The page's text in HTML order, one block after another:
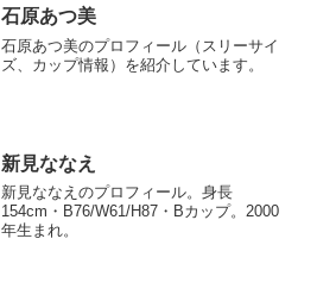
石原あつ美
石原あつ美のプロフィール（スリーサイ
ズ、カップ情報）を紹介しています。
新見ななえ
新見ななえのプロフィール。身長
154cm・B76/W61/H87・Bカップ。2000
年生まれ。